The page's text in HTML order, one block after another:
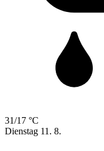
31/17 °C
Dienstag 11. 8.